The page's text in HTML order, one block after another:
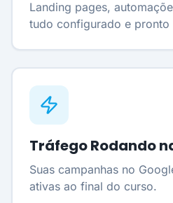
Landing pages,
tudo configurado e pronto
Tráfego Rodando
Suas campanhas no
ativas ao final do curso.